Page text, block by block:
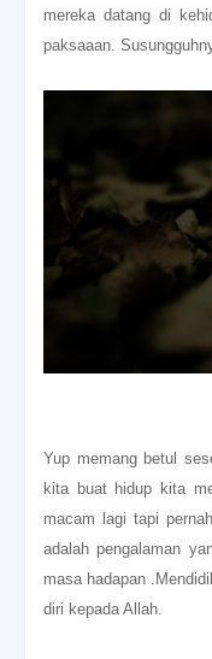
mereka datang di
paksaaan.
Yup memang betul
kita buat hidup kita
macam lagi tapi
adalah pengalaman
masa hadapan
diri kepada Allah.